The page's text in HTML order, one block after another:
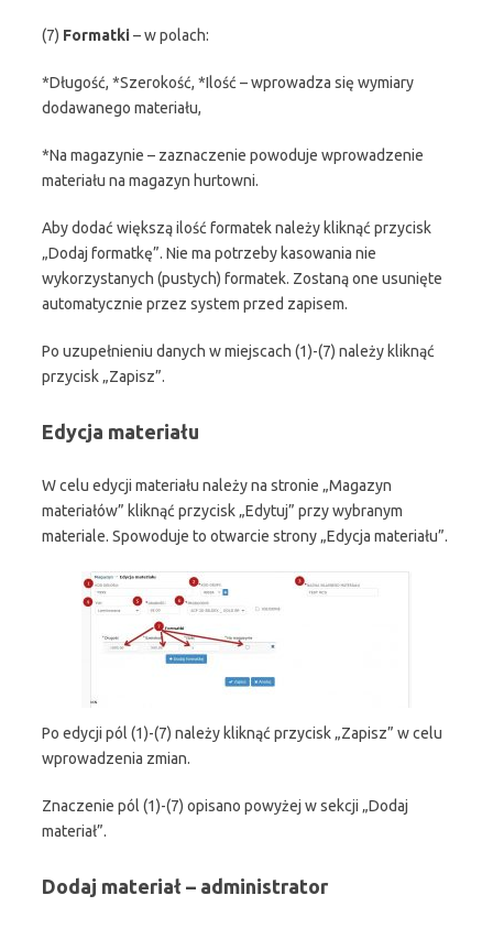
(7) Formatki– w polach:
*Długość, *Szerokość, *Ilość – wprowadza się wymiary
dodawanego materiału,
*Na magazynie – zaznaczenie powoduje wprowadzenie
materiału na magazyn hurtowni.
Aby dodać większą ilość formatek należy kliknąć przycisk
„Dodaj formatkę”. Nie ma potrzeby kasowania nie
wykorzystanych (pustych) formatek. Zostaną one usunięte
automatycznie przez system przed zapisem.
Po uzupełnieniu danych w miejscach (1)-(7) należy kliknąć
przycisk „Zapisz”.
Edycja materiału
W celu edycji materiału należy na stronie „Magazyn
materiałów” kliknąć przycisk „Edytuj” przy wybranym
materiale. Spowoduje to otwarcie strony „Edycja materiału”.
Po edycji pól (1)-(7) należy kliknąć przycisk „Zapisz” w celu
wprowadzenia zmian.
Znaczenie pól (1)-(7) opisano powyżej w sekcji „Dodaj
materiał”.
Dodaj materiał – administrator